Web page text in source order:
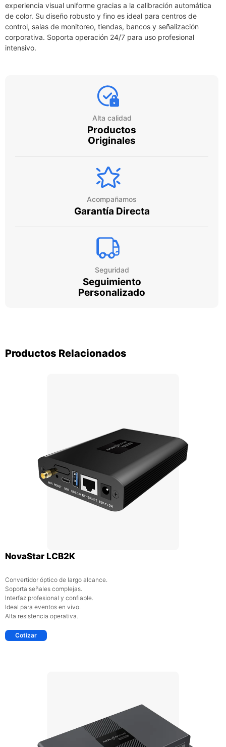
experiencia visual uniforme gracias a la calibración automática
de color. Su diseño robusto y fino es ideal para centros de
control, salas de monitoreo, tiendas, bancos y señalización
corporativa. Soporta operación 24/7 para uso profesional
intensivo.
Alta calidad
Productos
Originales
Acompañamos
Garantía Directa
Seguridad
Seguimiento
Personalizado
Productos Relacionados
NovaStar LCB2K
Convertidor óptico de largo alcance.
Soporta señales complejas.
Interfaz profesional y confiable.
Ideal para eventos en vivo.
Alta resistencia operativa.
Cotizar